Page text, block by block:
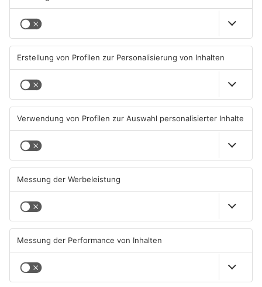
Beobachtungsflüge im
Primaveraland wegen
Waldbrandgefahr
08.08.2026, 09:33 UHR IN
PRIMAVERALAND
Miltenberg früher abgeholt
07.08.2026, 09:25 UHR IN
PRIMAVERALAND
Schwimmbäder im
Primaveraland weisen teils
erhebliche Mängel auf
PRIMAVERALAND
TOPNEWS
Primaveraland bleibt
weiterhin sehr hoch
06.08.2026, 06:34 UHR IN